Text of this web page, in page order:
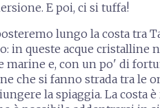
E poi, ci si tuffa!
lungo la costa tra
: in queste acque cristalline
marine e, con un po' di
che si fanno strada tra le
la spiaggia. La costa